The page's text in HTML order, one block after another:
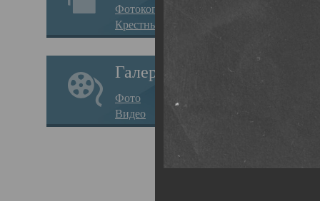
Фотокопии дел
Крестные ходы
Галерея
Фото
Видео